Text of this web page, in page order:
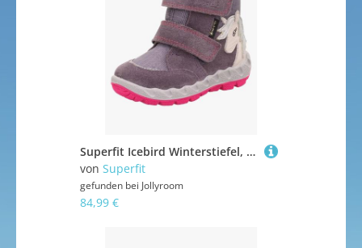
Superfit Icebird Winterstiefel, Purple/Pink, 25
von Superfit
gefunden bei Jollyroom
84,99 €